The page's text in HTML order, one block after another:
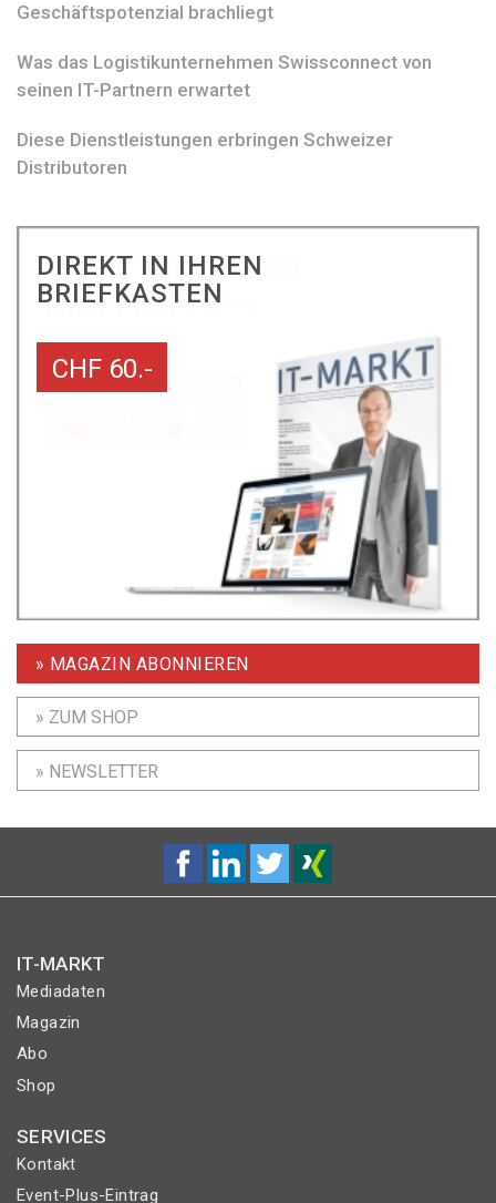
Geschäftspotenzial brachliegt
Was das Logistikunternehmen Swissconnect von
seinen IT-Partnern erwartet
Diese Dienstleistungen erbringen Schweizer
Distributoren
DIREKT IN IHREN
BRIEFKASTEN
CHF 60.-
» MAGAZIN ABONNIEREN
» ZUM SHOP
» NEWSLETTER
IT-MARKT
Mediadaten
Magazin
Abo
Shop
SERVICES
Kontakt
Event-Plus-Eintrag